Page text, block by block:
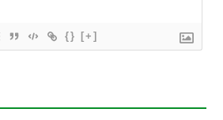
{} [+]